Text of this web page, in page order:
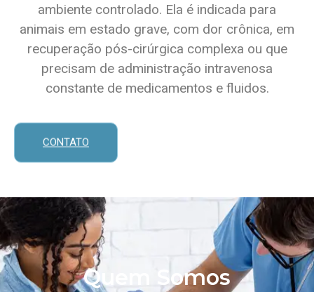
ambiente controlado. Ela é indicada para
animais em estado grave, com dor crônica, em
recuperação pós-cirúrgica complexa ou que
precisam de administração intravenosa
constante de medicamentos e fluidos.
CONTATO
Quem Somos